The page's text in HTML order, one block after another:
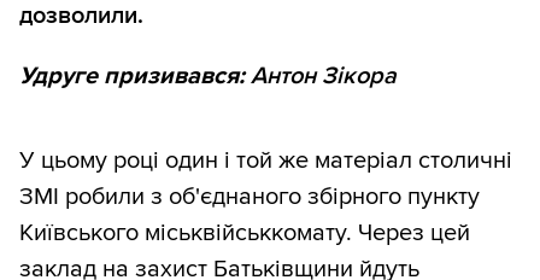
дозволили.
Удруге призивався:Антон Зікора
У цьому році один і той же матеріал столичні
ЗМІ робили з об'єднаного збірного пункту
Київського міськвійськкомату. Через цей
заклад на захист Батьківщини йдуть